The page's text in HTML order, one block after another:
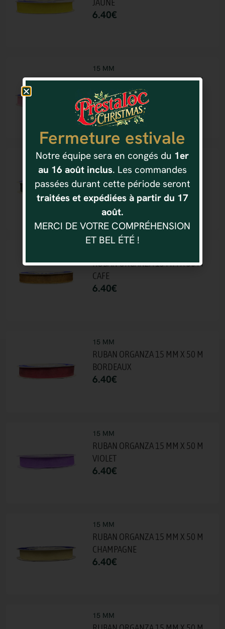
6.40€
15 MM
RUBAN ORGANZA 15 MM X 50 M
ROSE
6.40€
15 MM
RUBAN ORGANZA 15 MM X 50 M
VERT FONCE
6.40€
RUBAN ORGANZA 15 MM X 50 M
CAFE
6.40€
15 MM
RUBAN ORGANZA 15 MM X 50 M
BORDEAUX
6.40€
15 MM
RUBAN ORGANZA 15 MM X 50 M
VIOLET
6.40€
15 MM
RUBAN ORGANZA 15 MM X 50 M
CHAMPAGNE
6.40€
15 MM
Fermeture estivale
Notre équipe sera en congés du 1er
au 16 août inclus. Les commandes
passées durant cette période seront
traitées et expédiées à partir du 17
août.
MERCI DE VOTRE COMPRÉHENSION
ET BEL ÉTÉ !